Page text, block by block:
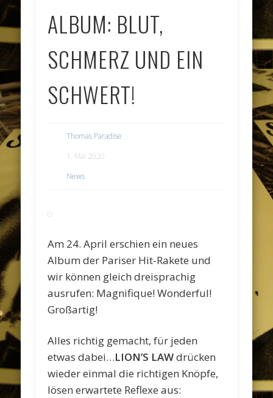
ALBUM: BLUT,
SCHMERZ UND EIN
SCHWERT!
Thomas Paradise
1. Mai 2020
News
Am 24. April erschien ein neues
Album der Pariser Hit-Rakete und
wir können gleich dreisprachig
ausrufen: Magnifique! Wonderful!
Großartig!
Alles richtig gemacht, für jeden
etwas dabei…LION’S LAWdrücken
wieder einmal die richtigen Knöpfe,
lösen erwartete Reflexe aus: